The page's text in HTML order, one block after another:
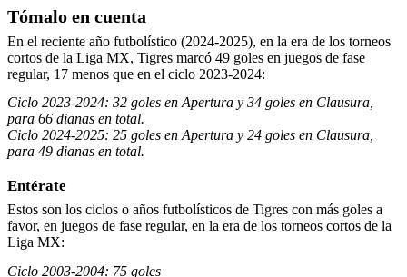
Tómalo en cuenta
En el reciente año futbolístico (2024-2025), en la era de los torneos
cortos de la Liga MX, Tigres marcó 49 goles en juegos de fase
regular, 17 menos que en el ciclo 2023-2024:
Ciclo 2023-2024: 32 goles en Apertura y 34 goles en Clausura,
para 66 dianas en total.
Ciclo 2024-2025: 25 goles en Apertura y 24 goles en Clausura,
para 49 dianas en total.
Entérate
Estos son los ciclos o años futbolísticos de Tigres con más goles a
favor, en juegos de fase regular, en la era de los torneos cortos de la
Liga MX:
Ciclo 2003-2004: 75 goles